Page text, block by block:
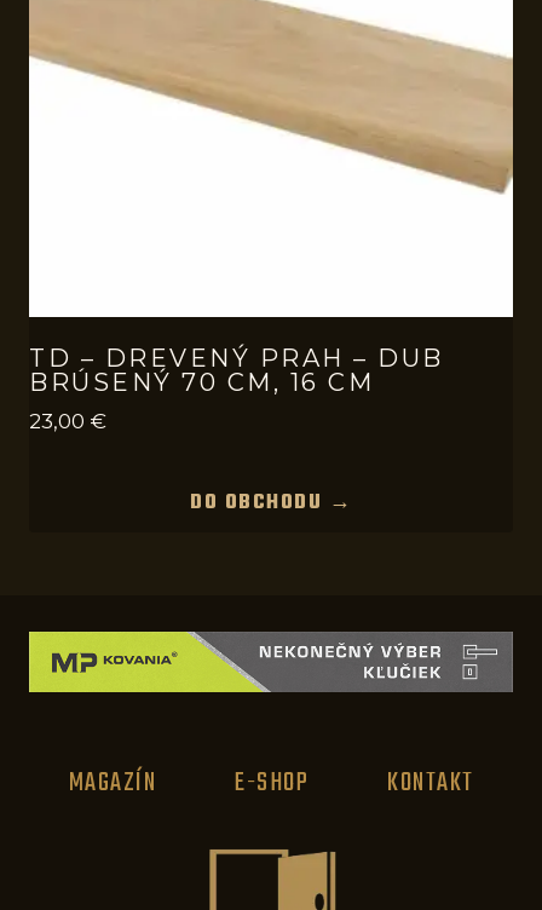
TD – DREVENÝ PRAH – DUB
BRÚSENÝ 70 CM, 16 CM
23,00 €
DO OBCHODU →
MAGAZÍN E-SHOP KONTAKT